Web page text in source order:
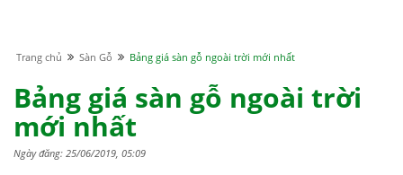
Trang chủ Sàn Gỗ Bảng giá sàn gỗ ngoài trời mới nhất
Bảng giá sàn gỗ ngoài trời
mới nhất
Ngày đăng: 25/06/2019, 05:09